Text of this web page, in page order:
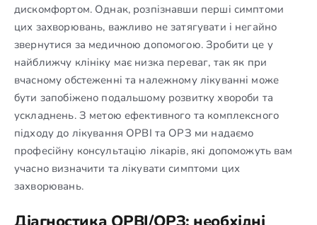
дискомфортом. Однак, розпізнавши перші симптоми
цих захворювань, важливо не затягувати і негайно
звернутися за медичною допомогою. Зробити це у
найближчу клініку має низка переваг, так як при
вчасному обстеженні та належному лікуванні може
бути запобіжено подальшому розвитку хвороби та
ускладнень. З метою ефективного та комплексного
підходу до лікування ОРВІ та ОРЗ ми надаємо
професійну консультацію лікарів, які допоможуть вам
учасно визначити та лікувати симптоми цих
захворювань.